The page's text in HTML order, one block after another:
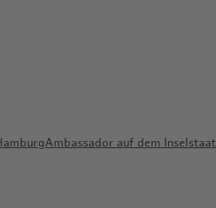
auf dem Inselstaat